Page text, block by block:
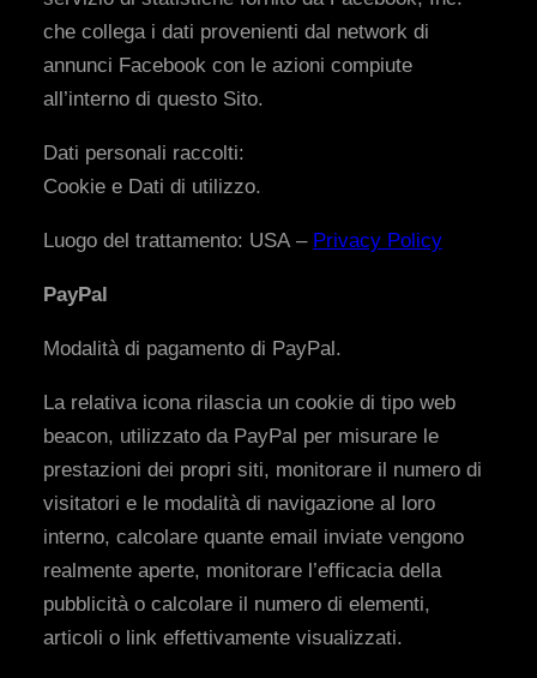
che collega i dati provenienti dal network di
annunci Facebook con le azioni compiute
all’interno di questo Sito.
Dati personali raccolti:
Cookie e Dati di utilizzo.
Luogo del trattamento: USA – Privacy Policy
PayPal
Modalità di pagamento di PayPal.
La relativa icona rilascia un cookie di tipo web
beacon, utilizzato da PayPal per misurare le
prestazioni dei propri siti, monitorare il numero di
visitatori e le modalità di navigazione al loro
interno, calcolare quante email inviate vengono
realmente aperte, monitorare l’efficacia della
pubblicità o calcolare il numero di elementi,
articoli o link effettivamente visualizzati.